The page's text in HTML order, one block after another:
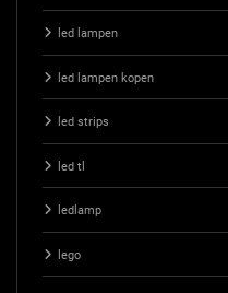
led lampen
led lampen kopen
led strips
led tl
ledlamp
lego